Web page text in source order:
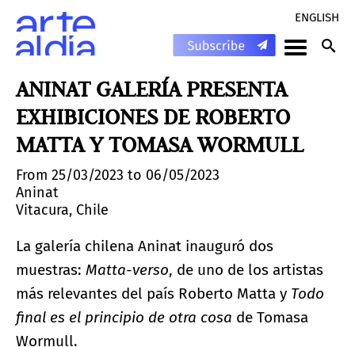
ENGLISH
ANINAT GALERÍA PRESENTA
EXHIBICIONES DE ROBERTO
MATTA Y TOMASA WORMULL
From 25/03/2023 to 06/05/2023
Aninat
Vitacura, Chile
La galería chilena Aninat inauguró dos
muestras: Matta-verso, de uno de los artistas
más relevantes del país Roberto Matta y Todo
final es el principio de otra cosa de Tomasa
Wormull.